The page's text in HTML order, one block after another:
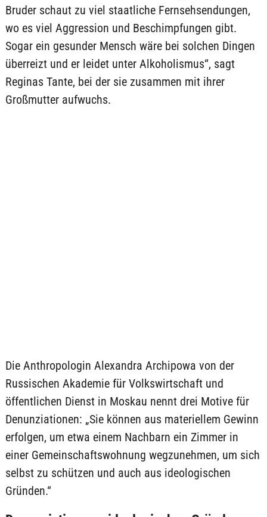
Bruder schaut zu viel staatliche Fernsehsendungen,
wo es viel Aggression und Beschimpfungen gibt.
Sogar ein gesunder Mensch wäre bei solchen Dingen
überreizt und er leidet unter Alkoholismus“, sagt
Reginas Tante, bei der sie zusammen mit ihrer
Großmutter aufwuchs.
Die Anthropologin Alexandra Archipowa von der
Russischen Akademie für Volkswirtschaft und
öffentlichen Dienst in Moskau nennt drei Motive für
Denunziationen: „Sie können aus materiellem Gewinn
erfolgen, um etwa einem Nachbarn ein Zimmer in
einer Gemeinschaftswohnung wegzunehmen, um sich
selbst zu schützen und auch aus ideologischen
Gründen.“